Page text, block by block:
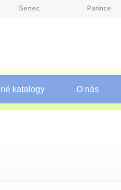
Senec Patince
katalogy O nás